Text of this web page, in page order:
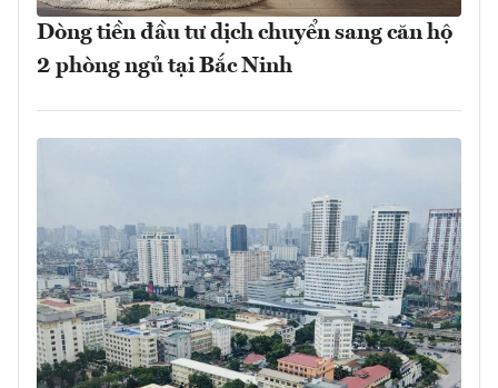
Dòng tiền đầu tư dịch chuyển sang căn hộ
2 phòng ngủ tại Bắc Ninh